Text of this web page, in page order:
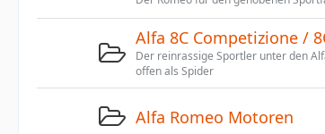
Alfa 8C Competizione /
Der reinrassige Sportler unter den
offen als Spider
Alfa Romeo Motoren